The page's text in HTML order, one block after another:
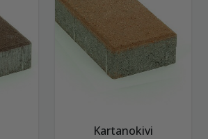
Kartanokivi